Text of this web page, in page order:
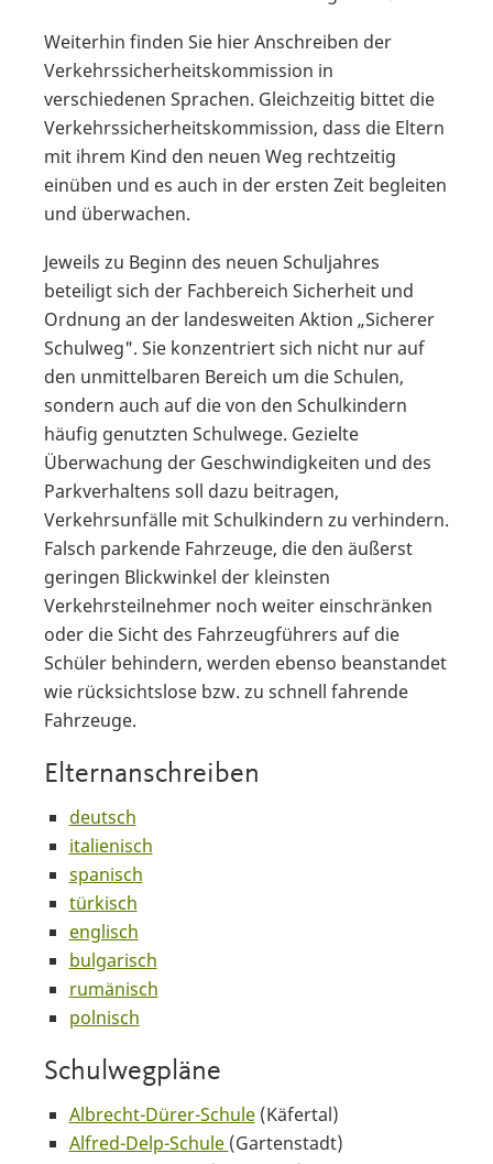
Weiterhin finden Sie hier Anschreiben der
Verkehrssicherheitskommission in
verschiedenen Sprachen. Gleichzeitig bittet die
Verkehrssicherheitskommission, dass die Eltern
mit ihrem Kind den neuen Weg rechtzeitig
einüben und es auch in der ersten Zeit begleiten
und überwachen.
Jeweils zu Beginn des neuen Schuljahres
beteiligt sich der Fachbereich Sicherheit und
Ordnung an der landesweiten Aktion „Sicherer
Schulweg". Sie konzentriert sich nicht nur auf
den unmittelbaren Bereich um die Schulen,
sondern auch auf die von den Schulkindern
häufig genutzten Schulwege. Gezielte
Überwachung der Geschwindigkeiten und des
Parkverhaltens soll dazu beitragen,
Verkehrsunfälle mit Schulkindern zu verhindern.
Falsch parkende Fahrzeuge, die den äußerst
geringen Blickwinkel der kleinsten
Verkehrsteilnehmer noch weiter einschränken
oder die Sicht des Fahrzeugführers auf die
Schüler behindern, werden ebenso beanstandet
wie rücksichtslose bzw. zu schnell fahrende
Fahrzeuge.
Elternanschreiben
deutsch
italienisch
spanisch
türkisch
englisch
bulgarisch
rumänisch
polnisch
Schulwegpläne
Albrecht-Dürer-Schule(Käfertal)
Alfred-Delp-Schule (Gartenstadt)